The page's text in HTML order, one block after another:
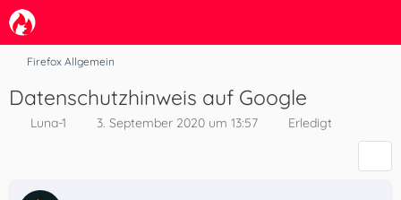
Firefox Allgemein
Datenschutzhinweis auf Google
Luna-1 3. September 2020 um 13:57 Erledigt